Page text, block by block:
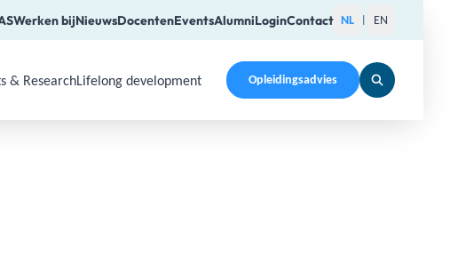
Werken bijNieuwsDocentenEventsAlumniLoginContact NL EN
to open a submenu. Use Arrow Up, Home, End to navigate items
& ResearchLifelong development Opleidingsadvies